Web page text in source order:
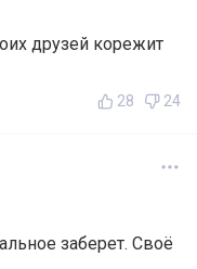
друзей корежит
28 24
заберет. Своё